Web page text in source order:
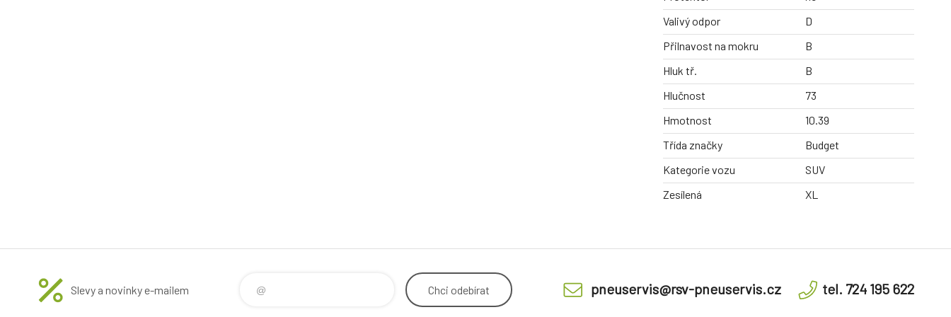
Valivý odpor
D
Přilnavost na mokru
B
Hluk tř.
B
Hlučnost
73
Hmotnost
10.39
Třída značky
Budget
Kategorie vozu
SUV
Zesílená
XL
Slevy a novinky e-mailem Chci odebírat pneuservis@rsv-pneuservis.cz tel. 724 195 622